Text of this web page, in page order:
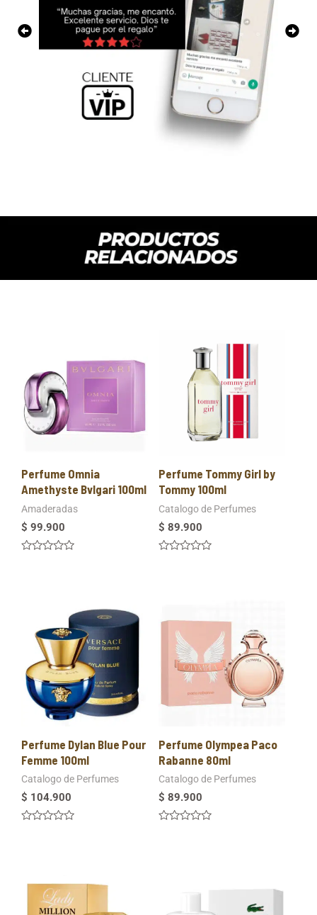
Perfume Omnia
Amethyste Bvlgari 100ml
Amaderadas
$ 99.900
Perfume Tommy Girl by
Tommy 100ml
Catalogo de Perfumes
$ 89.900
Perfume Dylan Blue Pour
Femme 100ml
Catalogo de Perfumes
$ 104.900
Perfume Olympea Paco
Rabanne 80ml
Catalogo de Perfumes
$ 89.900